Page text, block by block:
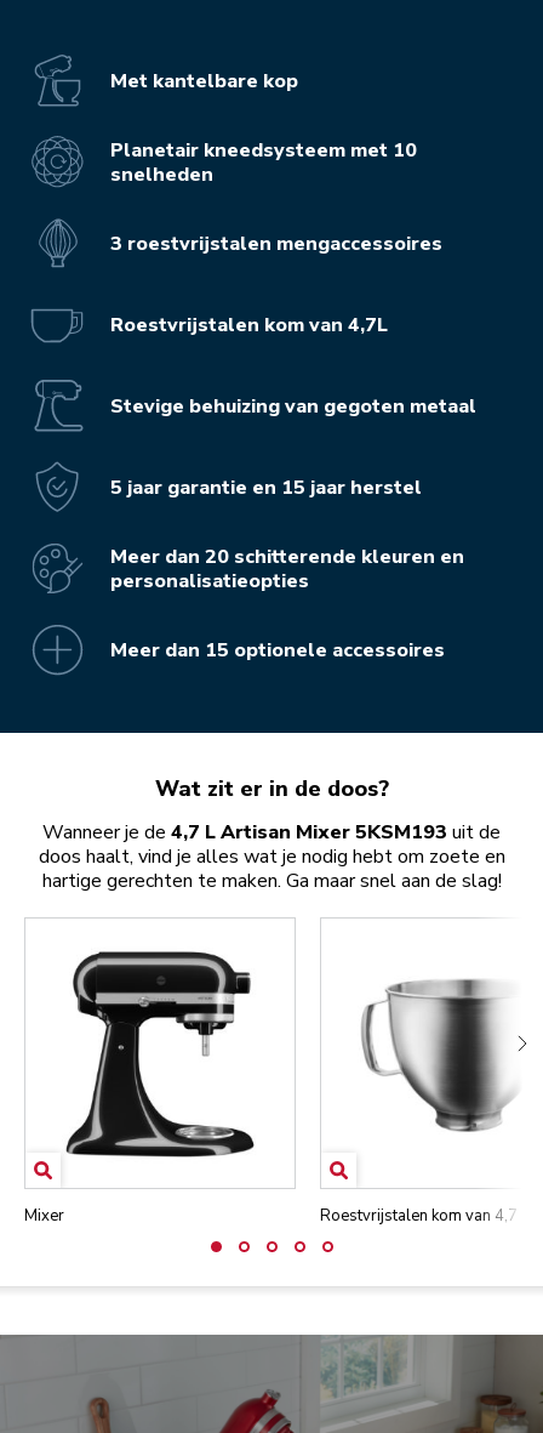
Met kantelbare kop
Planetair kneedsysteem met 10
snelheden
3 roestvrijstalen mengaccessoires
Roestvrijstalen kom van 4,7L
Stevige behuizing van gegoten metaal
5 jaar garantie en 15 jaar herstel
Meer dan 20 schitterende kleuren en
personalisatieopties
Meer dan 15 optionele accessoires
Wat zit er in de doos?
Wanneer je de 4,7 L Artisan Mixer 5KSM193 uit de
doos haalt, vind je alles wat je nodig hebt om zoete en
hartige gerechten te maken. Ga maar snel aan de slag!
Mixer Roestvrijstalen kom van 4,7